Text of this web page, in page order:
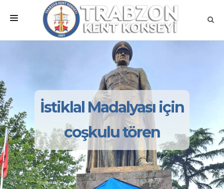
MEVZUATLAR
MECLİSLER
ÇALIŞMA GRUPLARI
İLETİŞİM
İstiklal Madalyası için
coşkulu tören